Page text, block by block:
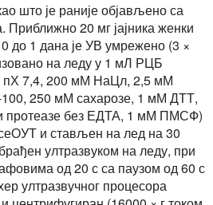
што је раније објављено са
20 мг јајника женки
до 1 дана је УВ умрежено (3 ×
на леду у 1 мЛ РЦБ
7,4, 200 мМ НаЦл, 2,5 мМ
250 мМ сахарозе, 1 мМ ДТТ,
протеазе без ЕДТА, 1 мМ ПМСФ)
и стављен на лед на 30
ултразвуком на леду, при
од 20 с са паузом од 60 с
ултразвучног процесора